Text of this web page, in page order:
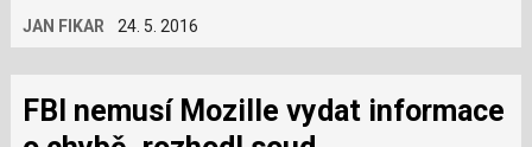
JAN FIKAR 24. 5. 2016
FBI nemusí Mozille vydat informace